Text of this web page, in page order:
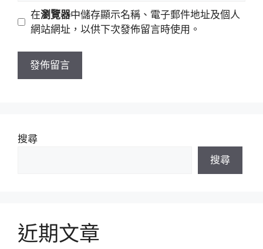
址
站
址
在瀏覽器中儲存顯示名稱、電子郵件地址及個人
網站網址，以供下次發佈留言時使用。
搜尋
搜尋
近期文章